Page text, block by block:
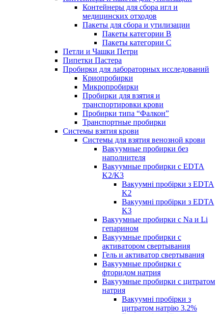
Контейнеры для сбора игл и
медицинских отходов
Пакеты для сбора и утилизации
Пакеты категории B
Пакеты категории C
Петли и Чашки Петри
Пипетки Пастера
Пробирки для лабораторных исследований
Криопробирки
Микропробирки
Пробирки для взятия и
транспортировки крови
Пробирки типа “Фалкон”
Транспортные пробирки
Системы взятия крови
Системы для взятия венозной крови
Вакуумные пробирки без
наполнителя
Вакуумные пробирки с EDTA
K2/K3
Вакуумні пробірки з EDTA
K2
Вакуумні пробірки з EDTA
K3
Вакуумные пробирки с Na и Li
гепарином
Вакуумные пробирки с
активатором свертывания
Гель и активатор свертывания
Вакуумные пробирки с
фторидом натрия
Вакуумные пробирки с цитратом
натрия
Вакуумні пробірки з
цитратом натрію 3.2%